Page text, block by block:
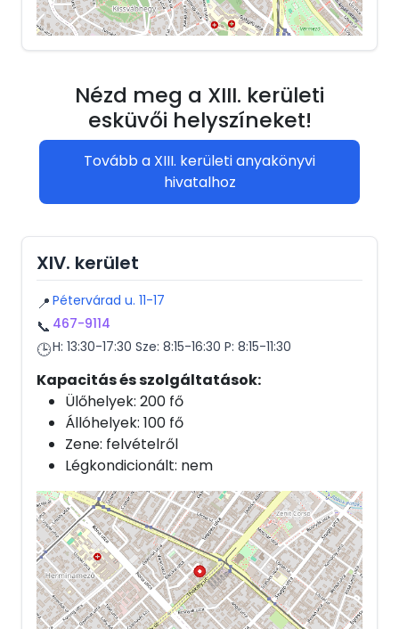
Nézd meg a XIII. kerületi
esküvői helyszíneket!
Tovább a XIII. kerületi anyakönyvi
hivatalhoz
XIV. kerület
📍 Pétervárad u. 11-17
📞 467-9114
🕒H: 13:30-17:30 Sze: 8:15-16:30 P: 8:15-11:30
Kapacitás és szolgáltatások:
Ülőhelyek: 200 fő
Állóhelyek: 100 fő
Zene: felvételről
Légkondicionált: nem